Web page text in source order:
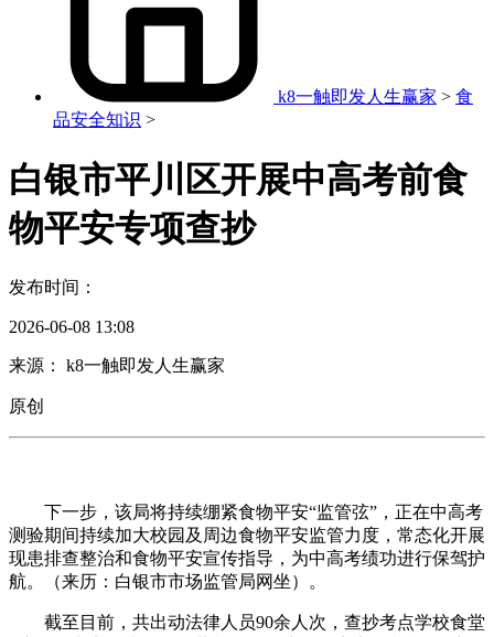
k8一触即发人生赢家 > 食
品安全知识 >
白银市平川区开展中高考前食
物平安专项查抄
发布时间：
2026-06-08 13:08
来源： k8一触即发人生赢家
原创
下一步，该局将持续绷紧食物平安“监管弦”，正在中高考
测验期间持续加大校园及周边食物平安监管力度，常态化开展
现患排查整治和食物平安宣传指导，为中高考绩功进行保驾护
航。（来历：白银市市场监管局网坐）。
截至目前，共出动法律人员90余人次，查抄考点学校食堂